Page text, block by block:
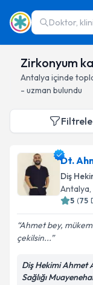
Doktor,
Zirkonyum
Antalya içinde
- uzman bulundu
Filtrele
Dt.
Diş
Antalya
5 (75
Ahmet bey,
çekilsin...
Diş Hekimi Ahmet
Sağlığı